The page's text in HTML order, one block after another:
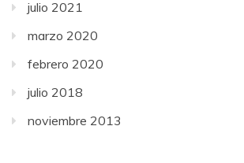
julio 2021
marzo 2020
febrero 2020
julio 2018
noviembre 2013